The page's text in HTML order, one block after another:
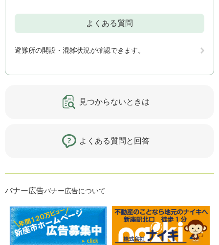
よくある質問
避難所の開設・混雑状況が確認できます。
見つからないときは
よくある質問と回答
バナー広告バナー広告について